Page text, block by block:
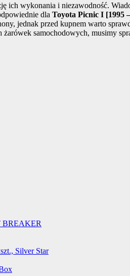
ich wykonania i niezawodność.
dla Toyota Picnic I [1995
jednak przed kupnem warto
żarówek samochodowych, musimy